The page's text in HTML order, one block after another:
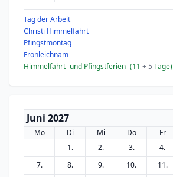
Tag der Arbeit
Christi Himmelfahrt
Pfingstmontag
Fronleichnam
Himmelfahrt- und Pfingstferien (11 + 5 Tage)
Juni 2027
Mo Di Mi Do Fr
1.
2. 3. 4.
7.
8. 9. 10. 11.